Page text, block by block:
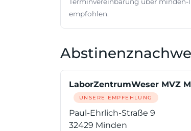
empfohlen.
LaborZentrumWeser MVZ
UNSERE EMPFEHLUNG
Paul-Ehrlich-Straße 9
32429 Minden